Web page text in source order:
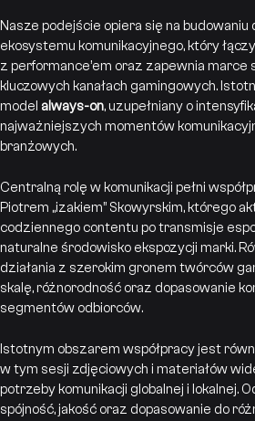
Nasze podejście opiera się na budowaniu
ekosystemu komunikacyjnego, który
z performance’em oraz zapewnia marce
kluczowych kanałach gamingowych.
model always-on, uzupełniany o
najważniejszych momentów
branżowych.
Centralną rolę w komunikacji pełni
Piotrem „izakiem” Skowyrskim, którego
codziennego contentu po transmisje
naturalne środowisko ekspozycji marki.
działania z szerokim gronem twórców
skalę, różnorodność oraz dopasowanie
segmentów odbiorców.
Istotnym obszarem współpracy jest
w tym sesji zdjęciowych i materiałów
potrzeby komunikacji globalnej i lokalnej.
spójność, jakość oraz dopasowanie do